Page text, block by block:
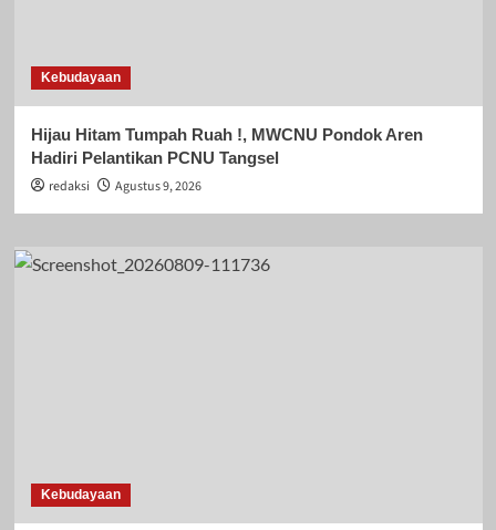
Kebudayaan
Hijau Hitam Tumpah Ruah !, MWCNU Pondok Aren
Hadiri Pelantikan PCNU Tangsel
redaksi
Agustus 9, 2026
Kebudayaan